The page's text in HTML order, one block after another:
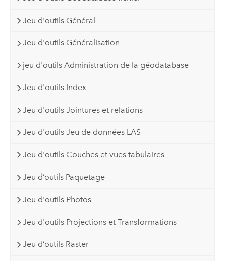
Jeu d'outils Général
Jeu d'outils Généralisation
jeu d'outils Administration de la géodatabase
Jeu d'outils Index
Jeu d'outils Jointures et relations
Jeu d'outils Jeu de données LAS
Jeu d'outils Couches et vues tabulaires
Jeu d’outils Paquetage
Jeu d'outils Photos
Jeu d'outils Projections et Transformations
Jeu d’outils Raster